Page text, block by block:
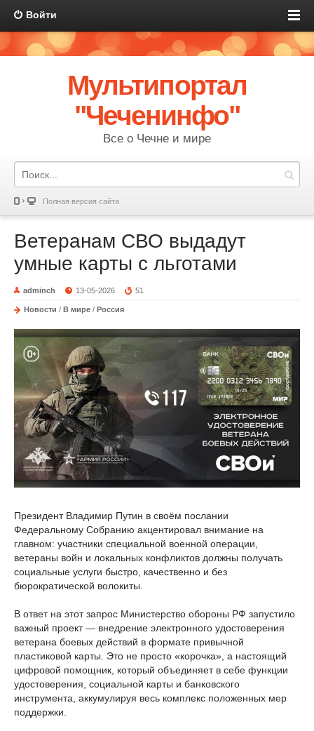
Войти
Мультипортал
"Чеченинфо"
Все о Чечне и мире
Полная версия сайта
Ветеранам СВО выдадут
умные карты с льготами
adminch 13-05-2026 51
Новости / В мире / Россия
Президент Владимир Путин в своём послании
Федеральному Собранию акцентировал внимание на
главном: участники специальной военной операции,
ветераны войн и локальных конфликтов должны получать
социальные услуги быстро, качественно и без
бюрократической волокиты.
В ответ на этот запрос Министерство обороны РФ запустило
важный проект — внедрение электронного удостоверения
ветерана боевых действий в формате привычной
пластиковой карты. Это не просто «корочка», а настоящий
цифровой помощник, который объединяет в себе функции
удостоверения, социальной карты и банковского
инструмента, аккумулируя весь комплекс положенных мер
поддержки.